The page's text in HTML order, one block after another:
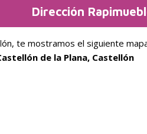
Dirección
te mostramos el siguiente
de la Plana, Castellón